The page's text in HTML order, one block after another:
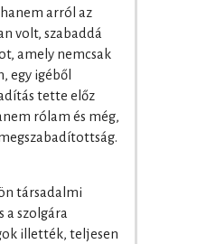
arról az
volt, szabaddá
amely nemcsak
egy igéből
tette előz
rólam és még,
társadalmi
a szolgára
illették, teljesen